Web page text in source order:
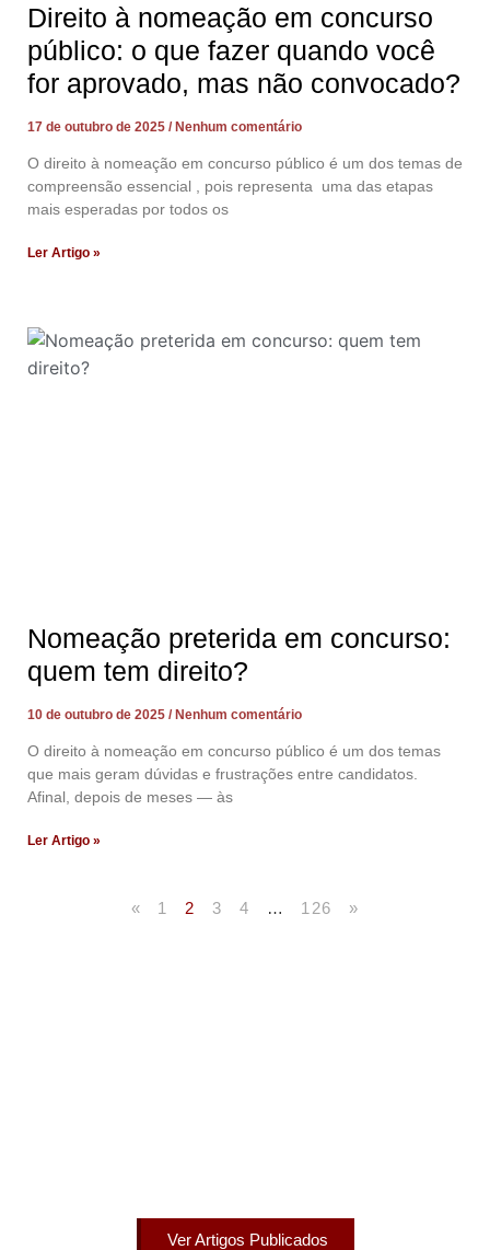
Direito à nomeação em concurso
público: o que fazer quando você
for aprovado, mas não convocado?
17 de outubro de 2025 Nenhum comentário
O direito à nomeação em concurso público é um dos temas de
compreensão essencial , pois representa uma das etapas
mais esperadas por todos os
Ler Artigo »
Nomeação preterida em concurso:
quem tem direito?
10 de outubro de 2025 Nenhum comentário
O direito à nomeação em concurso público é um dos temas
que mais geram dúvidas e frustrações entre candidatos.
Afinal, depois de meses — às
Ler Artigo »
« 1 2 3 4 … 126 »
Ver Artigos Publicados